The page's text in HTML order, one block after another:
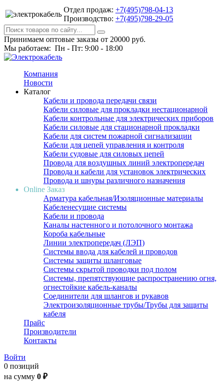
Отдел продаж: +7(495)798-04-13
Производство: +7(495)798-29-05
Принимаем оптовые заказы от 20000 руб.
Мы работаем: Пн - Пт: 9:00 - 18:00
Компания
Новости
Каталог
Кабели и провода передачи связи
Кабели силовые для прокладки нестационарной
Кабели контрольные для электрических приборов
Кабели силовые для стационарной прокладки
Кабели для систем пожарной сигнализации
Кабели для цепей управления и контроля
Кабели судовые для силовых цепей
Провода для воздушных линий электропередач
Провода и кабели для установок электрических
Провода и шнуры различного назначения
Online Заказ
Арматура кабельная/Изоляционные материалы
Кабеленесущие системы
Кабели и провода
Каналы настенного и потолочного монтажа
Короба кабельные
Линии электропередач (ЛЭП)
Системы ввода для кабелей и проводов
Системы защиты шланговые
Системы скрытой проводки под полом
Системы, препятствующие распространению огня,
огнестойкие кабель-каналы
Соединители для шлангов и рукавов
Электроизоляционные трубы/Трубы для защиты
кабеля
Прайс
Производители
Контакты
Войти
0 позиций
на сумму 0 ₽